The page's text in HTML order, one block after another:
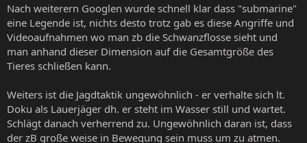
Nach weiterern Googlen wurde schnell klar dass "submarine"
eine Legende ist, nichts desto trotz gab es diese Angriffe und
Videoaufnahmen wo man zb die Schwanzflosse sieht und
man anhand dieser Dimension auf die Gesamtgröße des
Tieres schließen kann.
Weiters ist die Jagdtaktik ungewöhnlich - er verhalte sich lt.
Doku als Lauerjäger dh. er steht im Wasser still und wartet.
Schlägt danach verherrend zu. Ungewöhnlich daran ist, dass
der zB große weise in Bewegung sein muss um zu atmen.